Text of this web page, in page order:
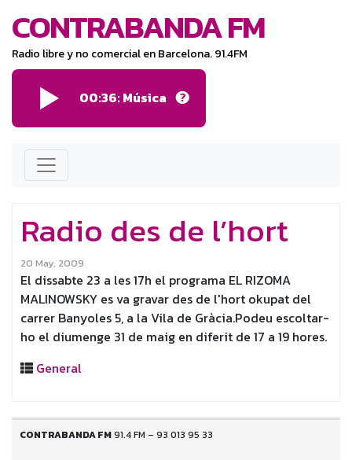
CONTRABANDA FM
Radio libre y no comercial en Barcelona. 91.4FM
00:36: Música
Radio des de l’hort
20 May, 2009
El dissabte 23 a les 17h el programa EL RIZOMA
MALINOWSKY es va gravar des de l'hort okupat del
carrer Banyoles 5, a la Vila de Gràcia.Podeu escoltar-
ho el diumenge 31 de maig en diferit de 17 a 19 hores.
General
CONTRABANDA FM91.4 FM – 93 013 95 33